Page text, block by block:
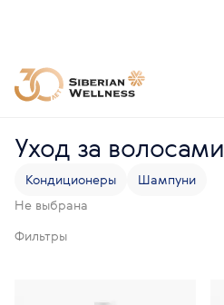
Уход за волосами
Кондиционеры
Шампуни
Не выбрана
Фильтры